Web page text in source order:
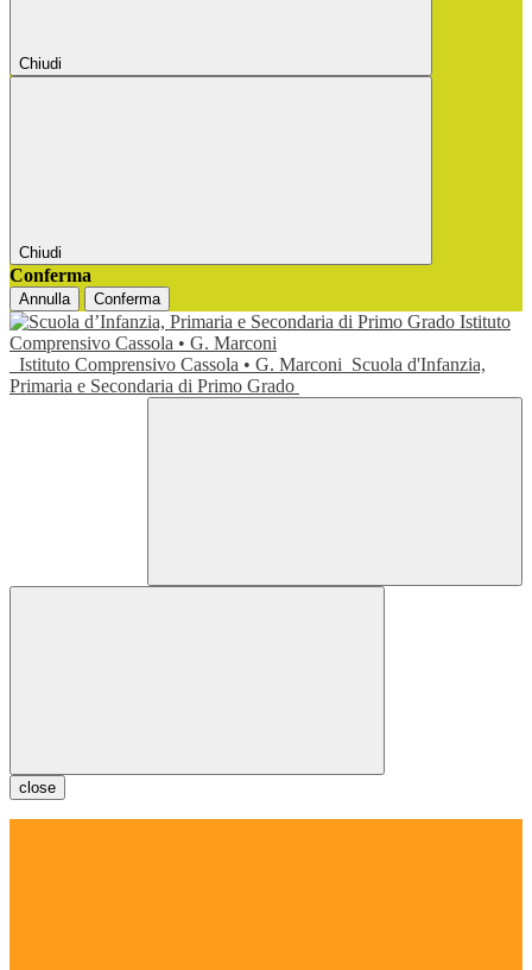
Chiudi
Chiudi
Conferma
Annulla Conferma
Istituto Comprensivo Cassola • G. Marconi Scuola d'Infanzia,
Primaria e Secondaria di Primo Grado
close